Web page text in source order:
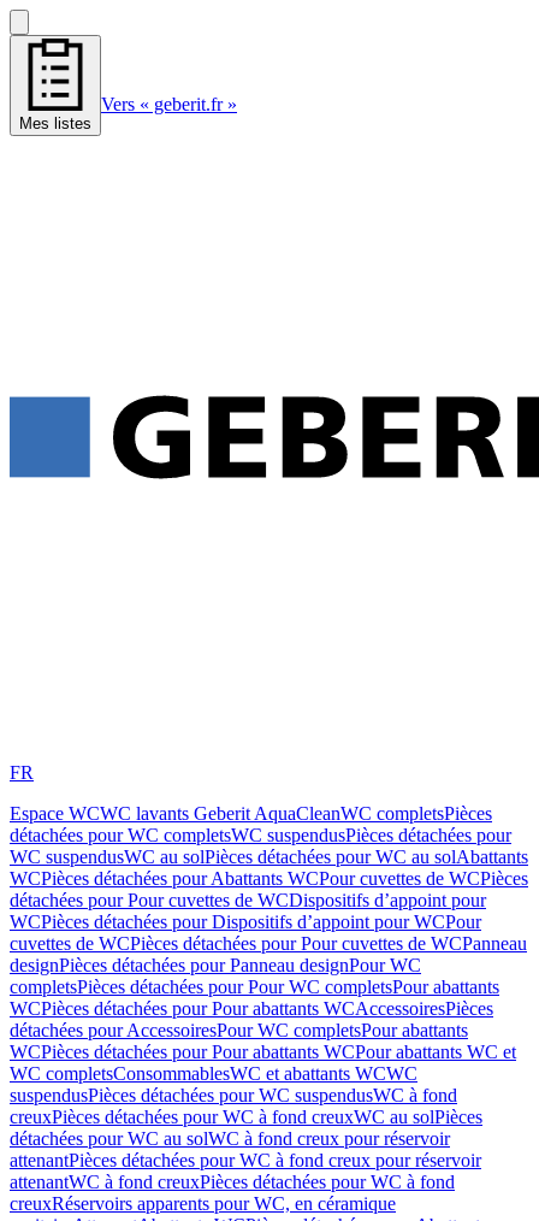
Mes listes
Vers « geberit.fr »
FR
Espace WCWC lavants Geberit AquaCleanWC completsPièces
détachées pour WC completsWC suspendusPièces détachées pour
WC suspendusWC au solPièces détachées pour WC au solAbattants
WCPièces détachées pour Abattants WCPour cuvettes de WCPièces
détachées pour Pour cuvettes de WCDispositifs d’appoint pour
WCPièces détachées pour Dispositifs d’appoint pour WCPour
cuvettes de WCPièces détachées pour Pour cuvettes de WCPanneau
designPièces détachées pour Panneau designPour WC
completsPièces détachées pour Pour WC completsPour abattants
WCPièces détachées pour Pour abattants WCAccessoiresPièces
détachées pour AccessoiresPour WC completsPour abattants
WCPièces détachées pour Pour abattants WCPour abattants WC et
WC completsConsommablesWC et abattants WCWC
suspendusPièces détachées pour WC suspendusWC à fond
creuxPièces détachées pour WC à fond creuxWC au solPièces
détachées pour WC au solWC à fond creux pour réservoir
attenantPièces détachées pour WC à fond creux pour réservoir
attenantWC à fond creuxPièces détachées pour WC à fond
creuxRéservoirs apparents pour WC, en céramique